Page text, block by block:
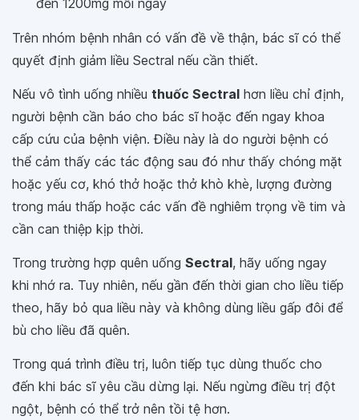
đến 1200mg mỗi ngày
Trên nhóm bệnh nhân có vấn đề về thận, bác sĩ có thể
quyết định giảm liều Sectral nếu cần thiết.
Nếu vô tình uống nhiều thuốc Sectral hơn liều chỉ định,
người bệnh cần báo cho bác sĩ hoặc đến ngay khoa
cấp cứu của bệnh viện. Điều này là do người bệnh có
thể cảm thấy các tác động sau đó như thấy chóng mặt
hoặc yếu cơ, khó thở hoặc thở khò khè, lượng đường
trong máu thấp hoặc các vấn đề nghiêm trọng về tim và
cần can thiệp kịp thời.
Trong trường hợp quên uống Sectral, hãy uống ngay
khi nhớ ra. Tuy nhiên, nếu gần đến thời gian cho liều tiếp
theo, hãy bỏ qua liều này và không dùng liều gấp đôi để
bù cho liều đã quên.
Trong quá trình điều trị, luôn tiếp tục dùng thuốc cho
đến khi bác sĩ yêu cầu dừng lại. Nếu ngừng điều trị đột
ngột, bệnh có thể trở nên tồi tệ hơn.